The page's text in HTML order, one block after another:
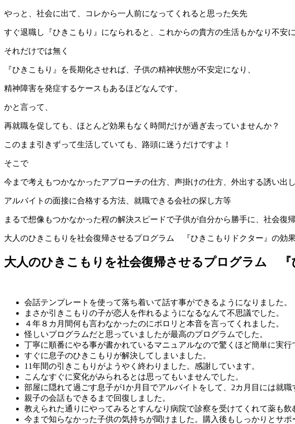
やっと、社会に出て、コレから一人前になってくれると思った矢先
すぐ退職し『ひきこもり』になられると、これからの貴方の生活もかなり不安
それだけでは無く
『ひきこもり』を長期化させれば、子供の精神状態が不安定になり、
精神障害を発症するケースもあるほどなんです。
かと言って、
再就職を促しても、ほとんど効果もなく時間だけが過ぎ去っていませんか？
このまま引きずって生活していても、路頭に迷うだけですよ！
そこで
今まで考えもつかなかったアプローチの仕方、声掛けの仕方、外出する誘い出し
アルバイトの面接に合格する方法、就職できる会社の探し方等
まるで想像もつかなかった程の解決スピードで子供が自分から勝手に、社会復
大人のひきこもりを社会復帰させるプログラム 『ひきこもりドクター』の効
大人のひきこもりを社会復帰させるプログラム 『
会話テンプレートを使って落ち着いて話す事ができるようになりました。
まさか引きこもりの子が恋人を作れるようになるなんて不思議でした。
４年８カ月間何も言わなかったのにポロリと本音を言ってくれました。
怪しいプログラムだと思っていましたが最高のプログラムでした。
丁寧に順番にやる事が書かれているマニュアルなので驚くほど簡単に実行
すぐに息子のひきこもりが解決してしまいました。
11年間の引きこもりがようやく終わりました。感謝しています。
こんなすぐに変化がみられるとは思ってもいませんでした。
部屋に隠れて過ごす息子が1か月目でアルバイトをして、2カ月目には就職
親子の会話もできるまで回復しました。
教えられた通りにやってみるとすんなり病院で診察を受けてくれて薬も飲
今まで知らなかった子供の気持ちが聞けました。購入後もしっかりとサ